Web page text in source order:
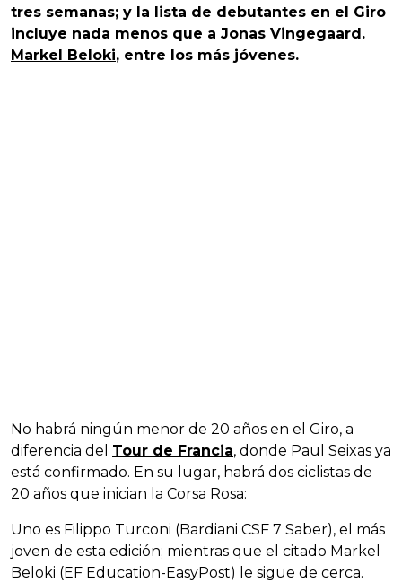
tres semanas; y la lista de debutantes en el Giro
incluye nada menos que a Jonas Vingegaard.
Markel Beloki, entre los más jóvenes.
No habrá ningún menor de 20 años en el Giro, a
diferencia del Tour de Francia, donde Paul Seixas ya
está confirmado. En su lugar, habrá dos ciclistas de
20 años que inician la Corsa Rosa:
Uno es Filippo Turconi (Bardiani CSF 7 Saber), el más
joven de esta edición; mientras que el citado Markel
Beloki (EF Education-EasyPost) le sigue de cerca.